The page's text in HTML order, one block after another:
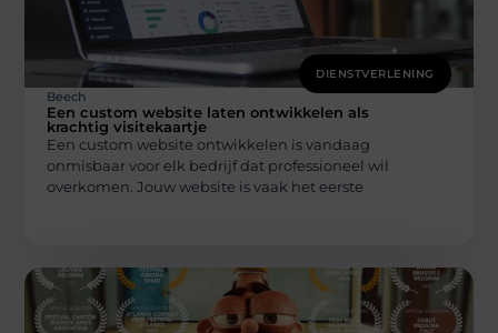
DIENSTVERLENING
Beech
Een custom website laten ontwikkelen als
krachtig visitekaartje
Een custom website ontwikkelen is vandaag
onmisbaar voor elk bedrijf dat professioneel wil
overkomen. Jouw website is vaak het eerste